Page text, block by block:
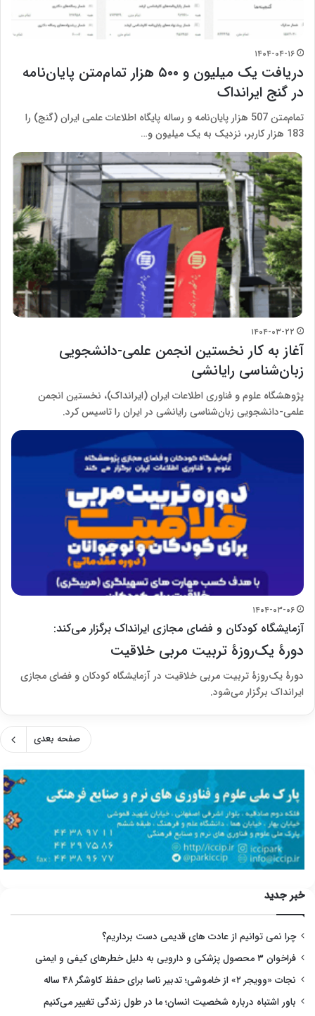
۱۴۰۴-۰۴-۱۶
دریافت یک میلیون و ۵۰۰ هزار تمام‌متن پایان‌نامه‌
در گنج ایرانداک
تمام‌متن 507 هزار پایان‌نامه‌ و رساله‌ پایگاه اطلاعات علمی ایران (گنج) را
183 هزار کاربر، نزدیک به یک میلیون و…
۱۴۰۴-۰۳-۲۲
آغاز به کار نخستین انجمن علمی-دانشجویی
زبان‌شناسی رایانشی
پژوهشگاه علوم و فناوری اطلاعات ایران (ایرانداک)، نخستین انجمن
علمی-دانشجویی زبان‌شناسی رایانشی در ایران را تاسیس کرد.
۱۴۰۴-۰۳-۰۶
آزمایشگاه کودکان و فضای مجازی ایرانداک برگزار می‌کند:
دورۀ یک‌روزۀ تربیت مربی خلاقیت
دورۀ یک‌روزۀ تربیت مربی خلاقیت در آزمایشگاه کودکان و فضای مجازی
ایرانداک برگزار می‌شود.
صفحه بعدی
خبر جدید
چرا نمی توانیم از عادت های قدیمی دست برداریم؟
فراخوان ۳ محصول پزشکی و دارویی به دلیل خطرهای کیفی و ایمنی
نجات «وویجر ۲» از خاموشی؛ تدبیر ناسا برای حفظ کاوشگر ۴۸ ساله
باور اشتباه درباره شخصیت انسان؛ ما در طول زندگی تغییر می‌کنیم